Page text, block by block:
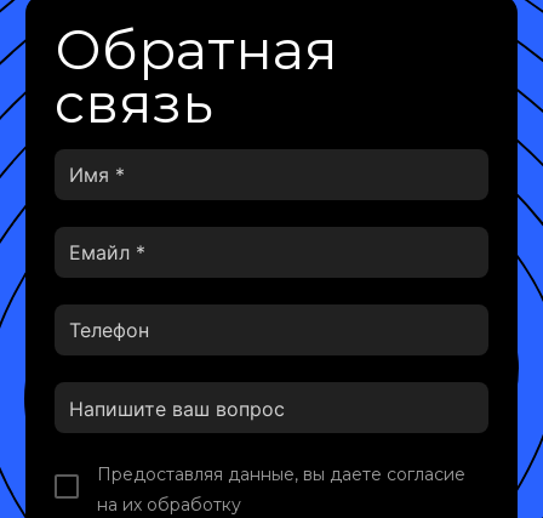
Обратная
связь
Предоставляя данные, вы даете согласие
на их обработку